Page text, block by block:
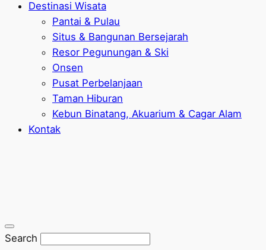
Destinasi Wisata
Pantai & Pulau
Situs & Bangunan Bersejarah
Resor Pegunungan & Ski
Onsen
Pusat Perbelanjaan
Taman Hiburan
Kebun Binatang, Akuarium & Cagar Alam
Kontak
Search